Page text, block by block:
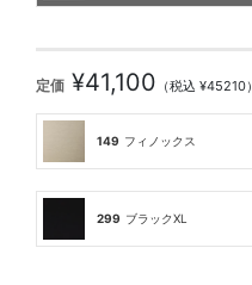
定価 ¥41,100 （税込 ¥45210）
149 フィノックス
299 ブラックXL